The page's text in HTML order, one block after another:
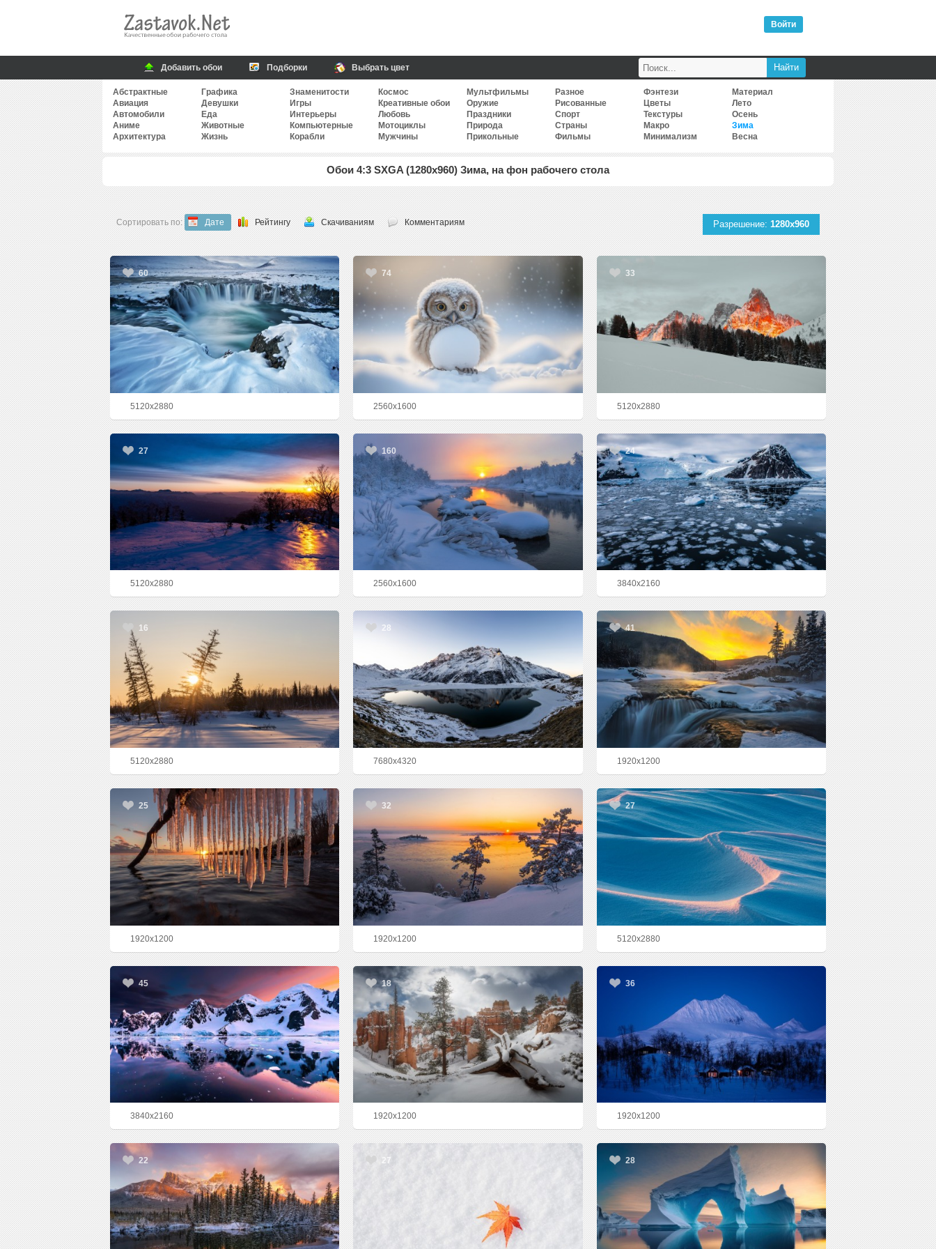
Войти
Добавить обои Подборки Выбрать цвет
Абстрактные
Авиация
Автомобили
Аниме
Архитектура
Графика
Девушки
Еда
Животные
Жизнь
Знаменитости
Игры
Интерьеры
Компьютерные
Корабли
Космос
Креативные обои
Любовь
Мотоциклы
Мужчины
Мультфильмы
Оружие
Праздники
Природа
Прикольные
Разное
Рисованные
Спорт
Страны
Фильмы
Фэнтези
Цветы
Текстуры
Макро
Минимализм
Материал
Лето
Осень
Зима
Весна
Обои 4:3 SXGA (1280x960) Зима, на фон рабочего стола
Сортировать по: Дате Рейтингу Скачиваниям Комментариям Разрешение: 1280x960
60
5120x2880
74
2560x1600
33
5120x2880
27
5120x2880
160
2560x1600
24
3840x2160
16
5120x2880
28
7680x4320
41
1920x1200
25
1920x1200
32
1920x1200
27
5120x2880
45
3840x2160
18
1920x1200
36
1920x1200
22 27 28